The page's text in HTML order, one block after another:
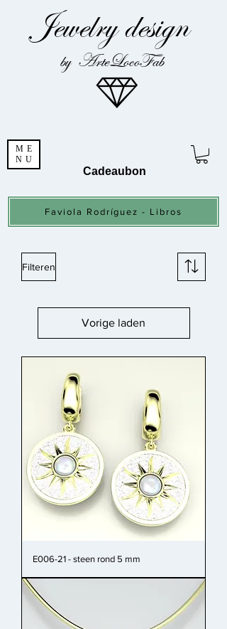
ME
NU
Jewelry design
by ArteLocoFab
Cadeaubon
Faviola Rodríguez - Libros
Filteren
Vorige laden
E006-21 - steen rond 5 mm